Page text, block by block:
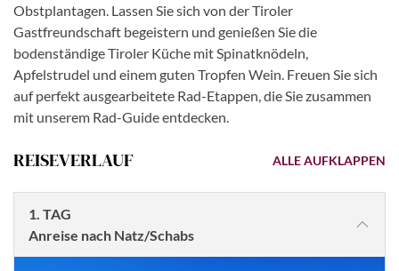
Obstplantagen. Lassen Sie sich von der Tiroler
Gastfreundschaft begeistern und genießen Sie die
bodenständige Tiroler Küche mit Spinatknödeln,
Apfelstrudel und einem guten Tropfen Wein. Freuen Sie sich
auf perfekt ausgearbeitete Rad-Etappen, die Sie zusammen
mit unserem Rad-Guide entdecken.
REISEVERLAUF ALLE AUFKLAPPEN
1. TAG
Anreise nach Natz/Schabs